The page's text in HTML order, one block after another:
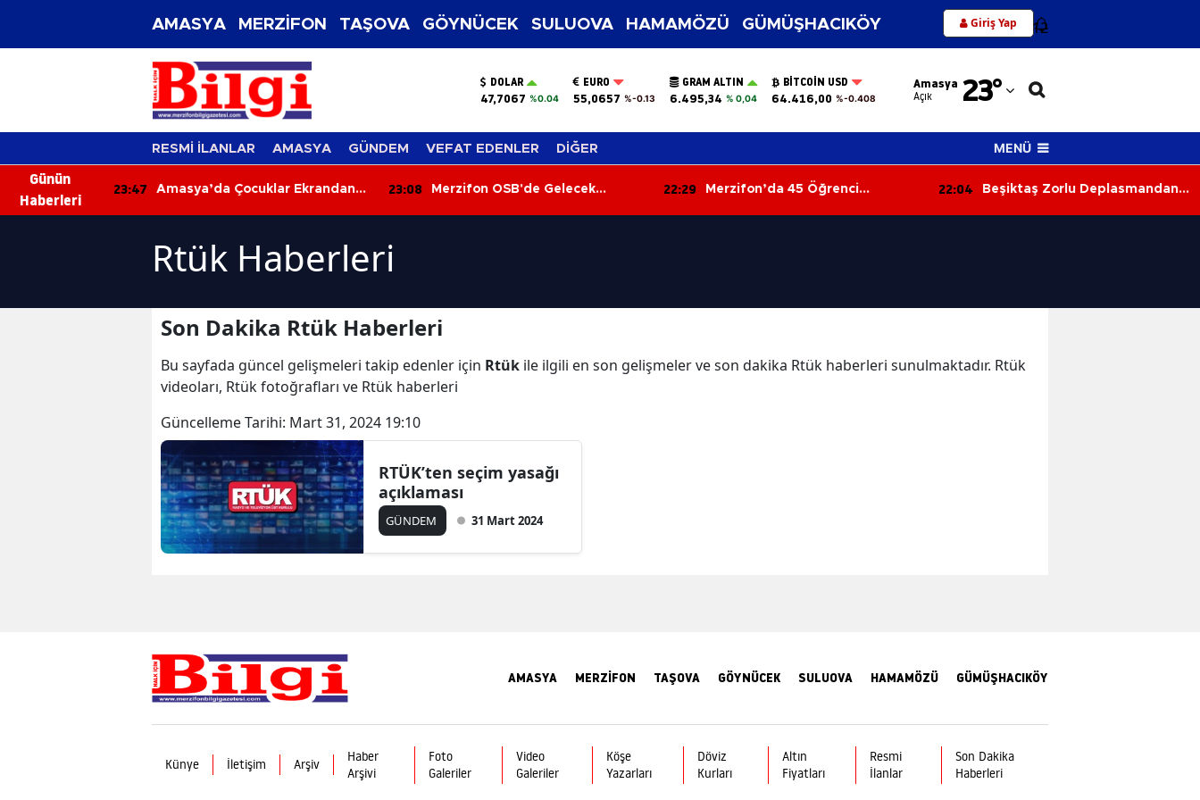
AMASYA MERZİFON TAŞOVA GÖYNÜCEK SULUOVA HAMAMÖZÜ GÜMÜŞHACIKÖY Giriş Yap 12
DOLAR
47,7067 %0.04
EURO
55,0657 %-0.13
GRAM ALTIN
6.495,34 % 0,04
BITCOIN USD
64.416,00 %-0.408
Amasya
Açık 23°
Adana
Adıyaman
Ağrı
Amasya
Artvin
Çankırı
Denizli
Diyarbakır
RESMİ İLANLAR AMASYA GÜNDEM VEFAT EDENLER DİĞER MENÜ
Günün
Haberleri
23:47
Amasya’da Çocuklar Ekrandan
23:08
Merzifon OSB'de Gelecek
22:29
Merzifon’da 45 Öğrenci
22:04
Beşiktaş Zorlu Deplasmandan
Rtük Haberleri
Son Dakika Rtük Haberleri
Bu sayfada güncel gelişmeleri takip edenler için Rtük ile ilgili en son gelişmeler ve son dakika Rtük haberleri sunulmaktadır. Rtük
videoları, Rtük fotoğrafları ve Rtük haberleri
Güncelleme Tarihi: Mart 31, 2024 19:10
RTÜK’ten seçim yasağı
açıklaması
GÜNDEM 31 Mart 2024
AMASYA MERZİFON TAŞOVA GÖYNÜCEK SULUOVA HAMAMÖZÜ GÜMÜŞHACIKÖY
Künye İletişim Arşiv
Haber
Arşivi
Foto
Galeriler
Video
Galeriler
Köşe
Yazarları
Döviz
Kurları
Altın
Fiyatları
Resmi
İlanlar
Son Dakika
Haberleri